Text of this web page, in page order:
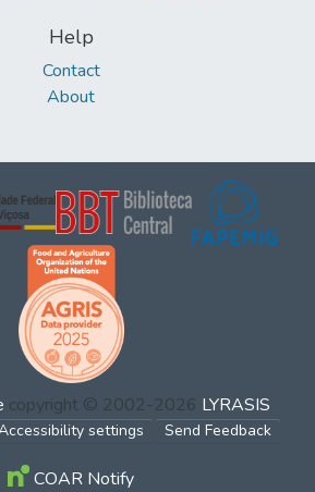
Help
Contact
About
copyright © 2002-2026 LYRASIS
settings Send Feedback
COAR Notify